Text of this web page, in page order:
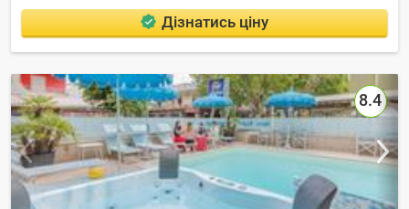
басейну в саду і на терасі з видом на море - гідромасаж -
тренажерний зал - солярій - власне термальне відділення,
одне з кращих на острові, з центром краси і масою
термальний басейн (36 ° С) Ресторани, бари: - ресторан з
витонченою італійської та міжнародної кухнею, - бар з
фортепіано пляж: Пляж зарезервований в термальному
парку «Негомбо» (приблизно 15 хв пішки, вхід платний,
безкоштовна доставка автобусом) .
Дізнатись ціну
8.4